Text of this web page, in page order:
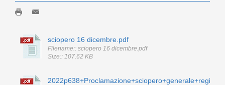
sciopero 16 dicembre.pdf
Filename:: sciopero 16 dicembre.pdf
Size:: 107.62 KB